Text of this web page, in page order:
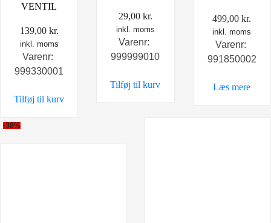
VENTIL
139,00 kr.
inkl. moms
Varenr:
999330001
Tilføj til kurv
29,00 kr.
inkl. moms
Varenr:
999999010
Tilføj til kurv
499,00kr.
inkl. moms
Varenr:
991850002
Læs mere
-38%